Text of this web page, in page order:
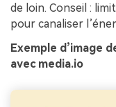
de loin. Conseil :
pour canaliser
Exemple d’image
avec media.io